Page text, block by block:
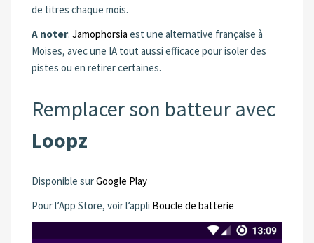
de titres chaque mois.
A noter: Jamophorsia est une alternative française à
Moises, avec une IA tout aussi efficace pour isoler des
pistes ou en retirer certaines.
Remplacer son batteur avec
Loopz
Disponible surGoogle Play
Pour l’App Store, voir l’appli Boucle de batterie